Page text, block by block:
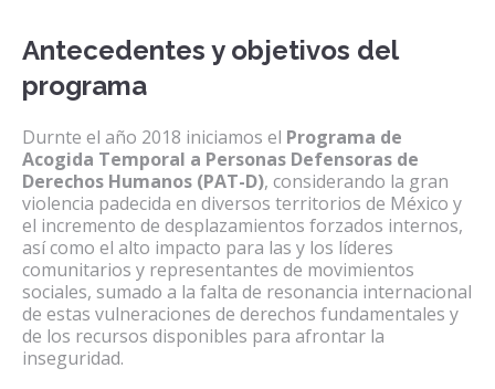
Antecedentes y objetivos del
programa
Durnte el año 2018 iniciamos el Programa de
Acogida Temporal a Personas Defensoras de
Derechos Humanos (PAT-D), considerando la gran
violencia padecida en diversos territorios de México y
el incremento de desplazamientos forzados internos,
así como el alto impacto para las y los líderes
comunitarios y representantes de movimientos
sociales, sumado a la falta de resonancia internacional
de estas vulneraciones de derechos fundamentales y
de los recursos disponibles para afrontar la
inseguridad.